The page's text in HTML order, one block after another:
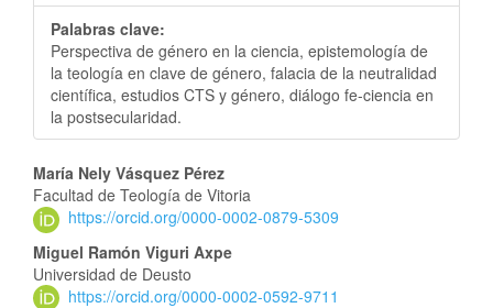
Palabras clave:
Perspectiva de género en la ciencia, epistemología de
la teología en clave de género, falacia de la neutralidad
científica, estudios CTS y género, diálogo fe-ciencia en
la postsecularidad.
María Nely Vásquez Pérez
Facultad de Teología de Vitoria
https://orcid.org/0000-0002-0879-5309
Miguel Ramón Viguri Axpe
Universidad de Deusto
https://orcid.org/0000-0002-0592-9711